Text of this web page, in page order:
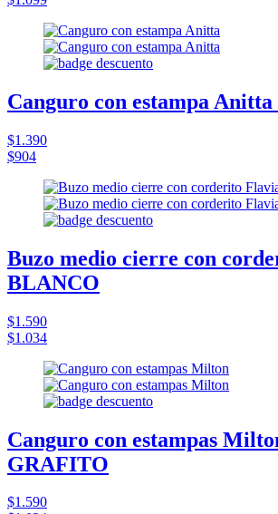
Canguro con estampa
$1.390
$904
Buzo medio cierre con
BLANCO
$1.590
$1.034
Canguro con estampas
GRAFITO
$1.590